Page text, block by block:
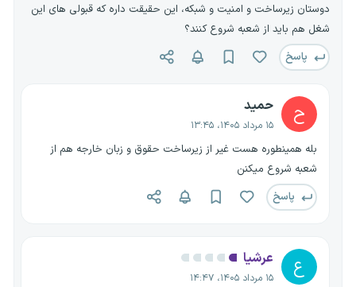
دوستان زیرساخت و امنیت و شبکه، این حقیقت داره که قبولی های این
شغل هم باید از شعبه شروع کنند؟
پاسخ
ح حمید
۱۵ مرداد ۱۴۰۵، ۱۳:۴۵
بله همینطوره هست غیر از زیرساخت حقوق و زبان خارجه هم از
شعبه شروع میکنن
پاسخ
ع عرشیا
۱۵ مرداد ۱۴۰۵، ۱۴:۴۷